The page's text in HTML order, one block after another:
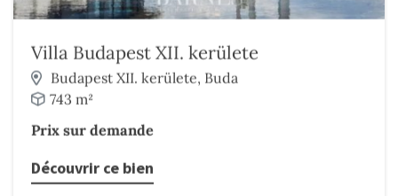
Villa Budapest XII. kerülete
Budapest XII. kerülete, Buda
743 m²
Prix sur demande
Découvrir ce bien